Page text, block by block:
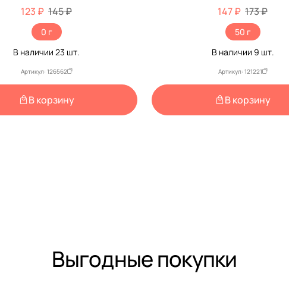
50см Gosi PETTO 07173
123 ₽ 145 ₽
0 г
В наличии 23 шт.
Артикул: 126562
В корзину
50см Gosi PETTO 07174
147 ₽ 173 ₽
50 г
В наличии 9 шт.
Артикул: 121221
В корзину
Выгодные покупки